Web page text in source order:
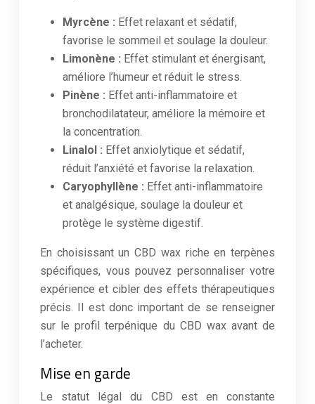
Myrcène : Effet relaxant et sédatif,
favorise le sommeil et soulage la douleur.
Limonène : Effet stimulant et énergisant,
améliore l’humeur et réduit le stress.
Pinène : Effet anti-inflammatoire et
bronchodilatateur, améliore la mémoire et
la concentration.
Linalol : Effet anxiolytique et sédatif,
réduit l’anxiété et favorise la relaxation.
Caryophyllène : Effet anti-inflammatoire
et analgésique, soulage la douleur et
protège le système digestif.
En choisissant un CBD wax riche en terpènes
spécifiques, vous pouvez personnaliser votre
expérience et cibler des effets thérapeutiques
précis. Il est donc important de se renseigner
sur le profil terpénique du CBD wax avant de
l’acheter.
Mise en garde
Le statut légal du CBD est en constante